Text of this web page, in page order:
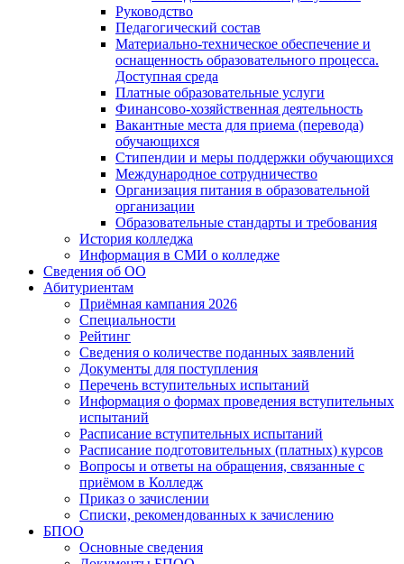
Руководство
Педагогический состав
Материально-техническое обеспечение и
оснащенность образовательного процесса.
Доступная среда
Платные образовательные услуги
Финансово-хозяйственная деятельность
Вакантные места для приема (перевода)
обучающихся
Стипендии и меры поддержки обучающихся
Международное сотрудничество
Организация питания в образовательной
организации
Образовательные стандарты и требования
История колледжа
Информация в СМИ о колледже
Сведения об ОО
Абитуриентам
Приёмная кампания 2026
Специальности
Рейтинг
Сведения о количестве поданных заявлений
Документы для поступления
Перечень вступительных испытаний
Информация о формах проведения вступительных
испытаний
Расписание вступительных испытаний
Расписание подготовительных (платных) курсов
Вопросы и ответы на обращения, связанные с
приёмом в Колледж
Приказ о зачислении
Списки, рекомендованных к зачислению
БПОО
Основные сведения